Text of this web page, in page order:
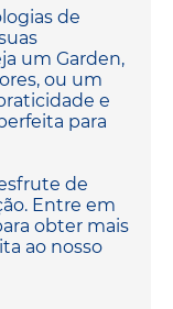
de
um Garden,
ou um
e
para
de
Entre em
obter mais
ao nosso